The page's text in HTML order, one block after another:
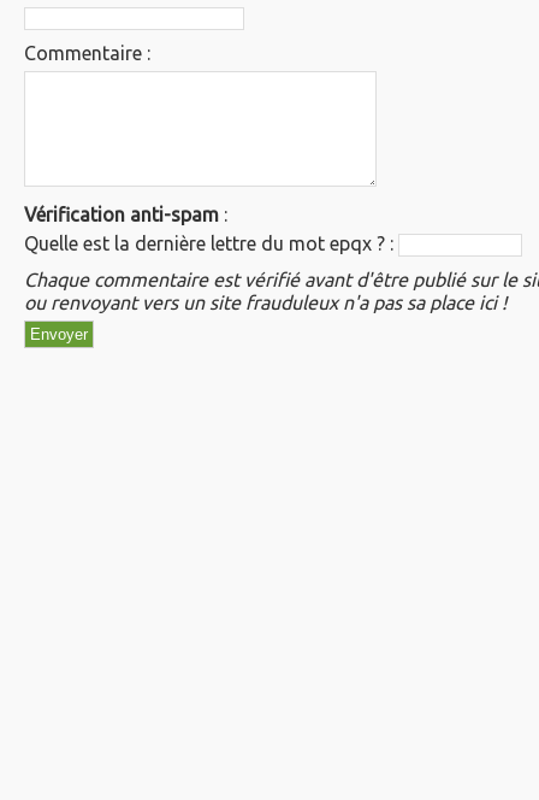
Commentaire :
Vérification anti-spam :
Quelle est la dernière lettre du mot epqx ? :
Chaque commentaire est vérifié avant d'être publié sur le
ou renvoyant vers un site frauduleux n'a pas sa place ici !